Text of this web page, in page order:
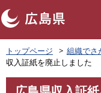
ペ
ー
ジ
の
トップページ 組織でさ
収入証紙を廃止しました